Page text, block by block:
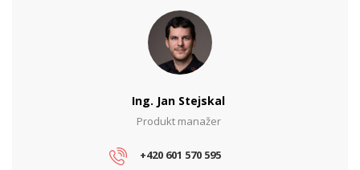
Ing. Jan Stejskal
Produkt manažer
+420 601 570 595